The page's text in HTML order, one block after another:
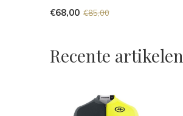
€68,00 €85,00
Recente artikelen